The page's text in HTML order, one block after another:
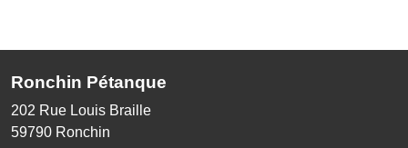
Ronchin Pétanque
202 Rue Louis Braille
59790 Ronchin